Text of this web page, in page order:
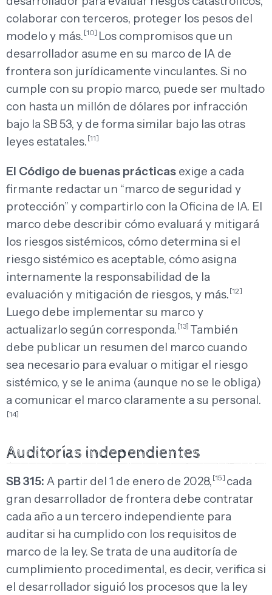
colaborar con terceros, proteger los pesos del
modelo y más. [10] Los compromisos que un
desarrollador asume en su marco de IA de
frontera son jurídicamente vinculantes. Si no
cumple con su propio marco, puede ser multado
con hasta un millón de dólares por infracción
bajo la SB 53, y de forma similar bajo las otras
leyes estatales. [11]
El Código de buenas prácticas exige a cada
firmante redactar un “marco de seguridad y
protección” y compartirlo con la Oficina de IA. El
marco debe describir cómo evaluará y mitigará
los riesgos sistémicos, cómo determina si el
riesgo sistémico es aceptable, cómo asigna
internamente la responsabilidad de la
evaluación y mitigación de riesgos, y más. [12]
Luego debe implementar su marco y
actualizarlo según corresponda. [13] También
debe publicar un resumen del marco cuando
sea necesario para evaluar o mitigar el riesgo
sistémico, y se le anima (aunque no se le obliga)
a comunicar el marco claramente a su personal.
[14]
Auditorías independientes
SB 315: A partir del 1 de enero de 2028, [15] cada
gran desarrollador de frontera debe contratar
cada año a un tercero independiente para
auditar si ha cumplido con los requisitos de
marco de la ley. Se trata de una auditoría de
cumplimiento procedimental, es decir, verifica si
el desarrollador siguió los procesos que la ley